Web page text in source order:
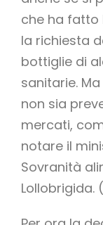
che ha fatto
la richiesta
bottiglie di
sanitarie.
non sia
mercati,
notare il
Sovranità
Lollobrigida. (